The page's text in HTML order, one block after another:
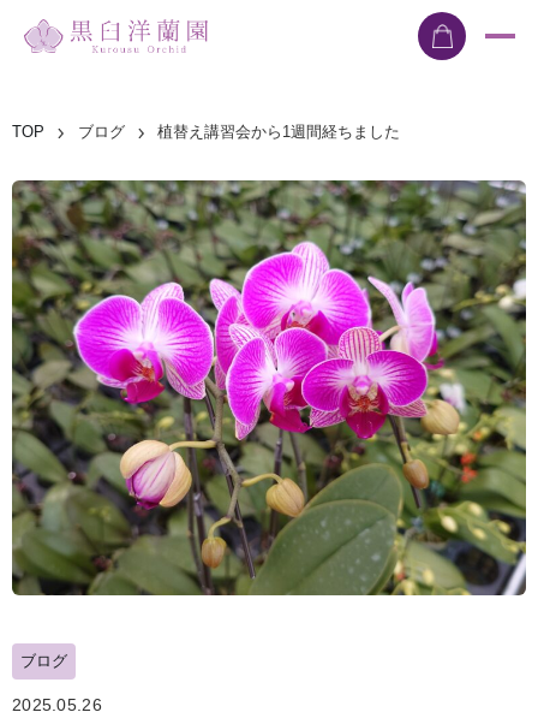
TOP ブログ 植替え講習会から1週間経ちました
ブログ
2025.05.26